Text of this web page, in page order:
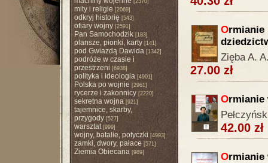
[2370]
mity i religie [2069]
odkryj historię[543]
ofiary wojny[2591]
Pan Samochodzik[183]
plansze, pionki, karty[141]
pod Gwiazdą Dawida[1342]
podróże w czasie i
przestrzeni [6938]
polityka i ideologia[4901]
Polska po wojnie [2961]
rycerze i zakonnicy[2220]
sekretna wojna[921]
tajemnice, skarby,
przygody[527]
warsztat[999]
wojny, batalie, potyczki [4993]
zamki, dwory, pałace [571]
Ziemia Obiecana[989]
Ormianie
Zięba A.
27.00 zł
Ormianie
42.00 zł
Ormianie